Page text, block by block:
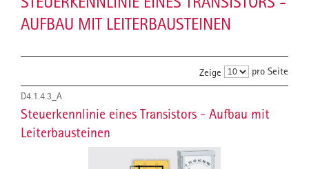
AUFBAU MIT LEITERBAUSTEINEN
Zeige pro Seite
D4.1.4.3_A
Steuerkennlinie eines Transistors - Aufbau mit
Leiterbausteinen